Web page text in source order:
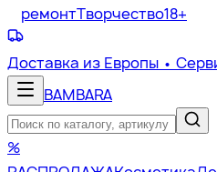
ремонтТворчество18+
Доставка из Европы •
BAMBARA
%